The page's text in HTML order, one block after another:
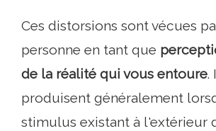
Ces distorsions sont vécues
personne en tant que
de la réalité qui vous entoure.
produisent généralement
stimulus existant à l'extérieur